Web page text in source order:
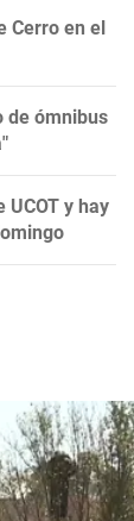
Cerro en el
de ómnibus
y hay